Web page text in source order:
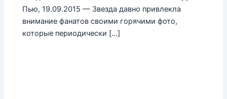
Пью, 19.09.2015 — Звезда давно привлекла
внимание фанатов своими горячими фото,
которые периодически […]